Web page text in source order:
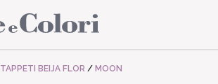
TAPPETI BEIJA FLOR / MOON